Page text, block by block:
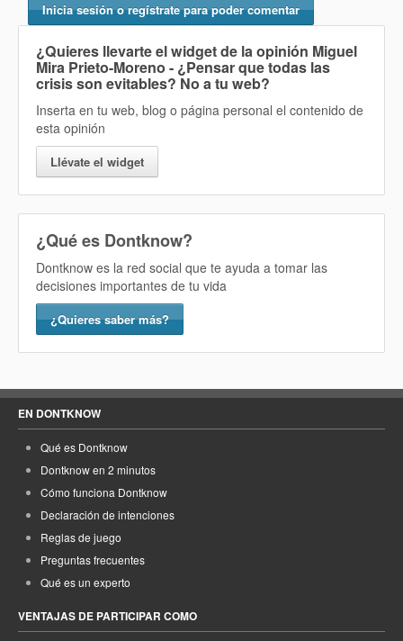
Inicia sesión o regístrate para poder comentar
¿Quieres llevarte el widget de la opinión Miguel
Mira Prieto-Moreno - ¿Pensar que todas las
crisis son evitables? No a tu web?
Inserta en tu web, blog o página personal el contenido de
esta opinión
Llévate el widget
¿Qué es Dontknow?
Dontknow es la red social que te ayuda a tomar las
decisiones importantes de tu vida
¿Quieres saber más?
EN DONTKNOW
Qué es Dontknow
Dontknow en 2 minutos
Cómo funciona Dontknow
Declaración de intenciones
Reglas de juego
Preguntas frecuentes
Qué es un experto
VENTAJAS DE PARTICIPAR COMO